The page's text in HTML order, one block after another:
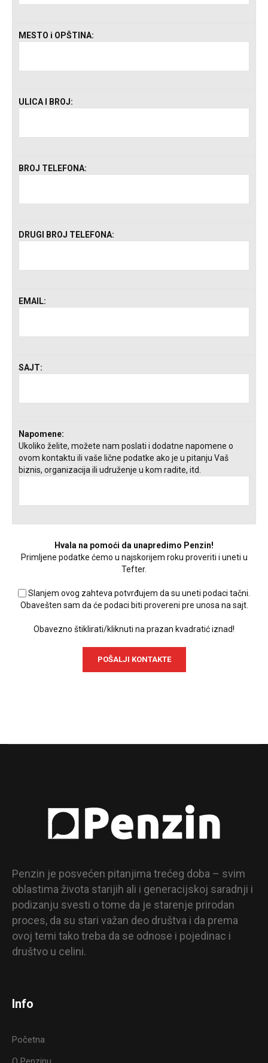
MESTO i OPŠTINA:
ULICA I BROJ:
BROJ TELEFONA:
DRUGI BROJ TELEFONA:
EMAIL:
SAJT:
Napomene:
Ukoliko želite, možete nam poslati i dodatne napomene o
ovom kontaktu ili vaše lične podatke ako je u pitanju Vaš
biznis, organizacija ili udruženje u kom radite, itd.
Hvala na pomoći da unapredimo Penzin!
Primljene podatke ćemo u najskorijem roku proveriti i uneti u
Tefter.
Slanjem ovog zahteva potvrđujem da su uneti podaci tačni.
Obavešten sam da će podaci biti provereni pre unosa na sajt.
Obavezno štiklirati/kliknuti na prazan kvadratić iznad!
Penzin je posvećen pitanjima trećeg doba – svim
oblastima života starijih ali i generacijskoj saradnji i
podizanju svesti o tome da je starenje prirodan
proces, da su stari važan deo društva i da prema
ovoj temi tako treba da se odnose i pojedinac i
društvo u celini.
Info
Početna